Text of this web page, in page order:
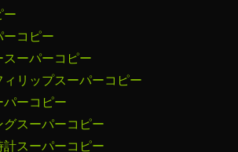
ー
ーコピー
スーパーコピー
リップスーパーコピー
ーコピー
スーパーコピー
スーパーコピー